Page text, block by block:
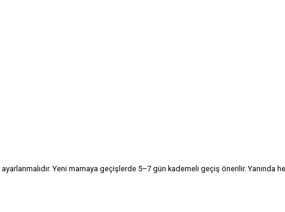
Yeni mamaya geçişlerde 5–7 gün kademeli geçiş önerilir. Yanında